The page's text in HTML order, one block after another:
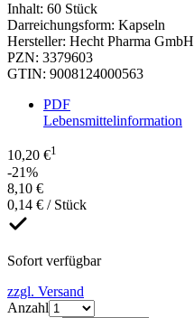
Inhalt: 60 Stück
Darreichungsform: Kapseln
Hersteller: Hecht Pharma GmbH
PZN: 3379603
GTIN: 9008124000563
PDF
Lebensmittelinformation
10,20 €1
-21%
8,10 €
0,14 € / Stück
Sofort verfügbar
zzgl. Versand
Anzahl